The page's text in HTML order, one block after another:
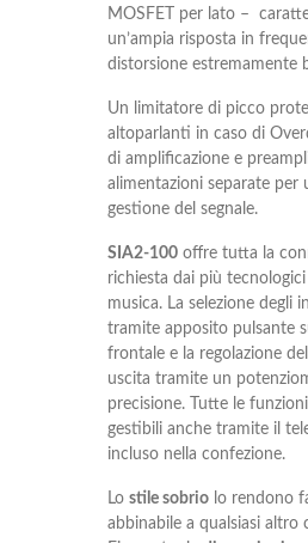
MOSFET per lato –
un’ampia risposta in
distorsione estremamente
Un limitatore di picco
altoparlanti in caso di
di amplificazione e
alimentazioni separate per
gestione del segnale.
SIA2-100 offre tutta la
richiesta dai più
musica. La selezione degli
tramite apposito pulsante
frontale e la regolazione
uscita tramite un
precisione. Tutte le
gestibili anche tramite il
incluso nella confezione.
Lo stile sobrio lo rendono
abbinabile a qualsiasi altro